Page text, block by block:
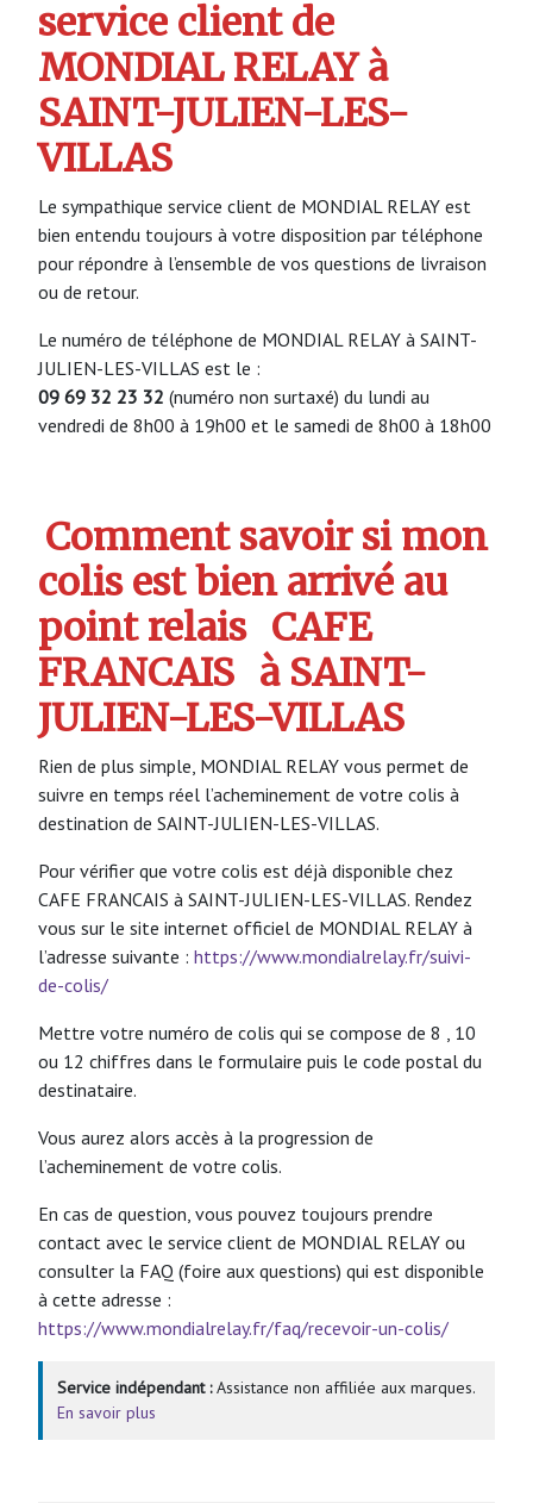
service client de
MONDIAL RELAY à
SAINT-JULIEN-LES-
VILLAS
Le sympathique service client de MONDIAL RELAY est
bien entendu toujours à votre disposition par téléphone
pour répondre à l’ensemble de vos questions de livraison
ou de retour.
Le numéro de téléphone de MONDIAL RELAY à SAINT-
JULIEN-LES-VILLAS est le :
09 69 32 23 32 (numéro non surtaxé) du lundi au
vendredi de 8h00 à 19h00 et le samedi de 8h00 à 18h00
Comment savoir si mon
colis est bien arrivé au
point relais CAFE
FRANCAIS à SAINT-
JULIEN-LES-VILLAS
Rien de plus simple, MONDIAL RELAY vous permet de
suivre en temps réel l’acheminement de votre colis à
destination de SAINT-JULIEN-LES-VILLAS.
Pour vérifier que votre colis est déjà disponible chez
CAFE FRANCAIS à SAINT-JULIEN-LES-VILLAS. Rendez
vous sur le site internet officiel de MONDIAL RELAY à
l’adresse suivante : https://www.mondialrelay.fr/suivi-
de-colis/
Mettre votre numéro de colis qui se compose de 8 , 10
ou 12 chiffres dans le formulaire puis le code postal du
destinataire.
Vous aurez alors accès à la progression de
l’acheminement de votre colis.
En cas de question, vous pouvez toujours prendre
contact avec le service client de MONDIAL RELAY ou
consulter la FAQ (foire aux questions) qui est disponible
à cette adresse :
https://www.mondialrelay.fr/faq/recevoir-un-colis/
Service indépendant :Assistance non affiliée aux marques.
En savoir plus